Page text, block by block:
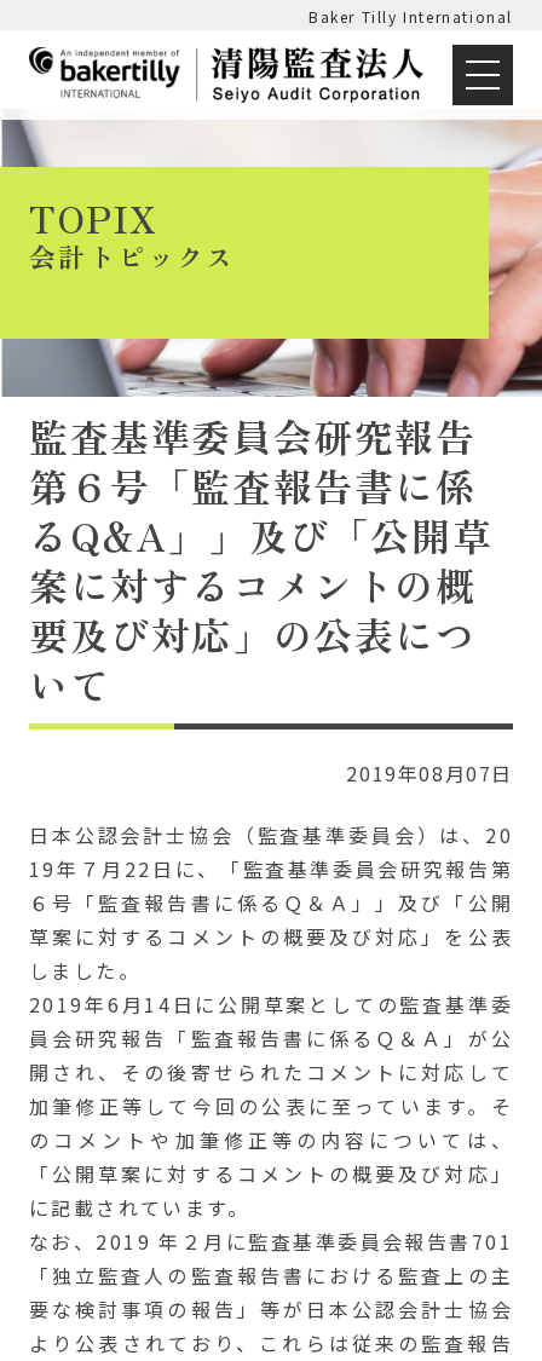
Baker Tilly International
TOPIX
会計トピックス
監査基準委員会研究報告
第６号「監査報告書に係
るQ&A」」及び「公開草
案に対するコメントの概
要及び対応」の公表につ
いて
2019年08月07日
日本公認会計士協会（監査基準委員会）は、20
19年７月22日に、「監査基準委員会研究報告第
６号「監査報告書に係るＱ＆Ａ」」及び「公開
草案に対するコメントの概要及び対応」を公表
しました。
2019年6月14日に公開草案としての監査基準委
員会研究報告「監査報告書に係るＱ＆Ａ」が公
開され、その後寄せられたコメントに対応して
加筆修正等して今回の公表に至っています。そ
のコメントや加筆修正等の内容については、
「公開草案に対するコメントの概要及び対応」
に記載されています。
なお、2019 年２月に監査基準委員会報告書701
「独立監査人の監査報告書における監査上の主
要な検討事項の報告」等が日本公認会計士協会
より公表されており、これらは従来の監査報告